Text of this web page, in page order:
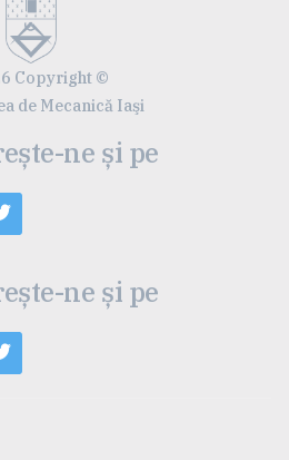
Copyright ©
de Mecanică Iaşi
ne și pe
ne și pe